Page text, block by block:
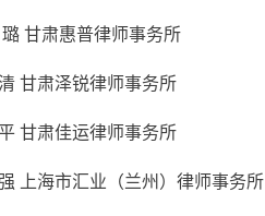
甘肃惠普律师事务所
泽锐律师事务所
肃佳运律师事务所
市汇业（兰州）律师事务所